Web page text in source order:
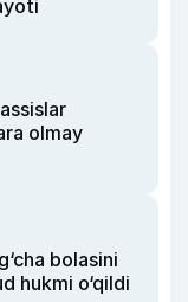
olmay
bolasini
hukmi o‘qildi